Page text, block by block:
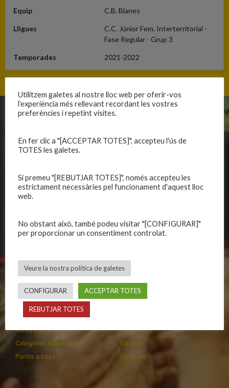
Equip C.B. Blanes
Lligues
C.C. Júnior Fem. Interterritorial -
Fase Regular - Grup 3
Temporades 2021-2022
CLUB
Història
Organització
Avís legal
Política de privadesa
Privadesa a les xarxes
Primer equip masculí
Equips femenins
Patrocinadors
Primer Equip Masculí
Primer Equip Femení
Equips federats
C.E. El Vilar
Altres equips
Categories inferiors
Partits a casa
Actualitat
Inscripcions
Playoff
Intranet
Contacte
Utilitzem galetes al nostre lloc web per oferir-vos
l’experiència més rellevant recordant les vostres
preferències i repetint visites.
En fer clic a "[ACCEPTAR TOTES]", accepteu l'ús de
TOTES les galetes.
Si premeu "[REBUTJAR TOTES]", només accepteu les
estrictament necessàries pel funcionament d'aquest lloc
web.
No obstant això, també podeu visitar "[CONFIGURAR]"
per proporcionar un consentiment controlat.
Veure la nostra política de galetes
CONFIGURAR ACCEPTAR TOTES
REBUTJAR TOTES